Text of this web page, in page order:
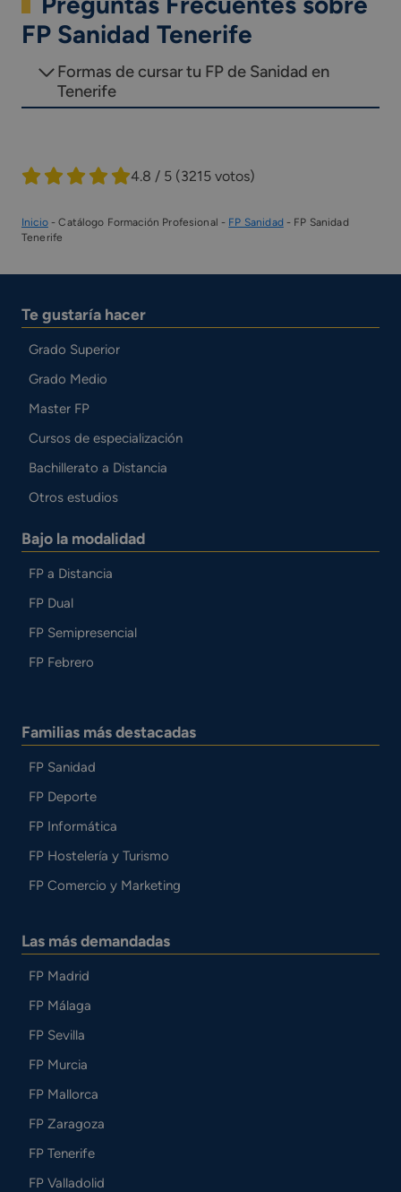
FP Sanidad Tenerife
Formas de cursar tu FP de Sanidad en
Tenerife
4.8 / 5 (3215 votos)
Inicio-Catálogo Formación Profesional - FP Sanidad- FP Sanidad
Tenerife
Te gustaría hacer
Grado Superior
Grado Medio
Master FP
Cursos de especialización
Bachillerato a Distancia
Otros estudios
Bajo la modalidad
FP a Distancia
FP Dual
FP Semipresencial
FP Febrero
Familias más destacadas
FP Sanidad
FP Deporte
FP Informática
FP Hostelería y Turismo
FP Comercio y Marketing
Las más demandadas
FP Madrid
FP Málaga
FP Sevilla
FP Murcia
FP Mallorca
FP Zaragoza
FP Tenerife
FP Valladolid